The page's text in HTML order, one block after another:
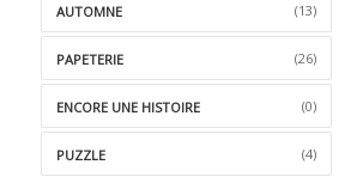
AUTOMNE (13)
PAPETERIE (26)
ENCORE UNE HISTOIRE (0)
PUZZLE (4)